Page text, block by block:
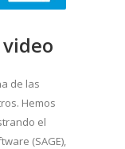
de las
Hemos
el
(SAGE),